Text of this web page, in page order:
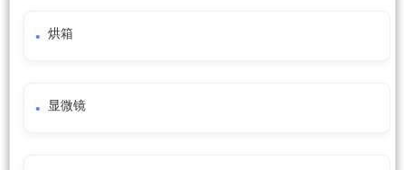
烘箱
显微镜